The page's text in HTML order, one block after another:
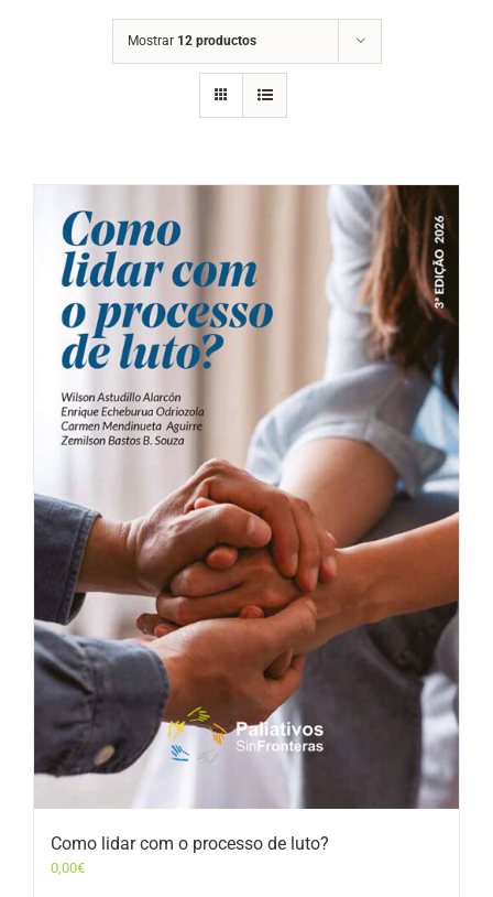
Mostrar 12 productos
Como lidar com o processo de luto?
0,00€